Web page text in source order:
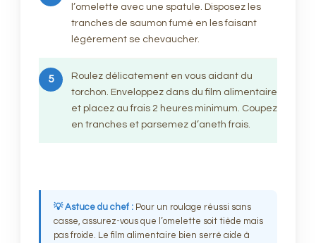
l’omelette avec une spatule. Disposez les
tranches de saumon fumé en les faisant
légèrement se chevaucher.
5
Roulez délicatement en vous aidant du
torchon. Enveloppez dans du film alimentaire
et placez au frais 2 heures minimum. Coupez
en tranches et parsemez d’aneth frais.
💡 Astuce du chef : Pour un roulage réussi sans
casse, assurez-vous que l’omelette soit tiède mais
pas froide. Le film alimentaire bien serré aide à